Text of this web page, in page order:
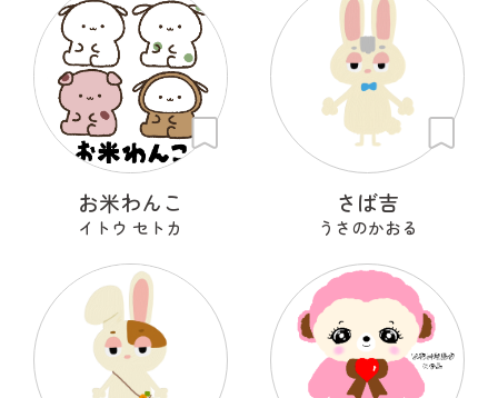
お米わんこ
イトウ セトカ
さば吉
うさのかおる